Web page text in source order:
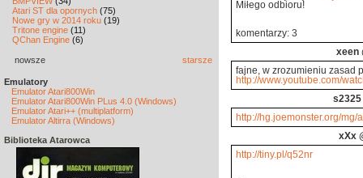
Atari ST dla opornych (75)
Nowe gry w 2014 roku (19)
Tritone engine (11)
QChan Engine (6)
nowsze starsze
Emulatory
Emulator Atari800Win
Emulator Atari800Win PLus 4.0 (Windows)
Emulator Atari++ (multiplatform)
Emulator Altirra (Windows)
Biblioteka Atarowca
Miłego odbioru!
komentarzy: 3
xeen
fajne, w zrozumieniu zasad
http://www.youtube.com/
s2325
http://hg.joemonster.org/mg/
xXx
http://tiny.pl/q52nr